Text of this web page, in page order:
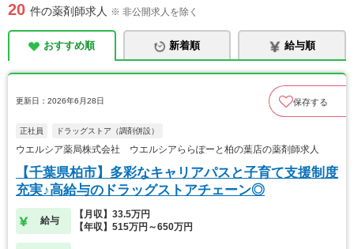
20 件の薬剤師求人 ※ 非公開求人を除く
おすすめ順 新着順 給与順
更新日：2026年6月28日 保存する
正社員 ドラッグストア（調剤併設）
ウエルシア薬局株式会社 ウエルシアららぽーと柏の葉店の薬剤師求人
【千葉県柏市】多彩なキャリアパスと子育て支援制度
充実♪高給与のドラッグストアチェーン◎
給与
【月収】33.5万円
【年収】515万円～650万円